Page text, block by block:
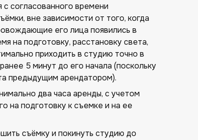
согласованного времени
вне зависимости от того, когда
его лица появились в
на подготовку, расстановку света,
приходить в студию точно в
5 минут до его начала (поскольку
предыдущим арендатором).
два часа аренды, с учетом
на подготовку к съемке и на ее
съёмку и покинуть студию до